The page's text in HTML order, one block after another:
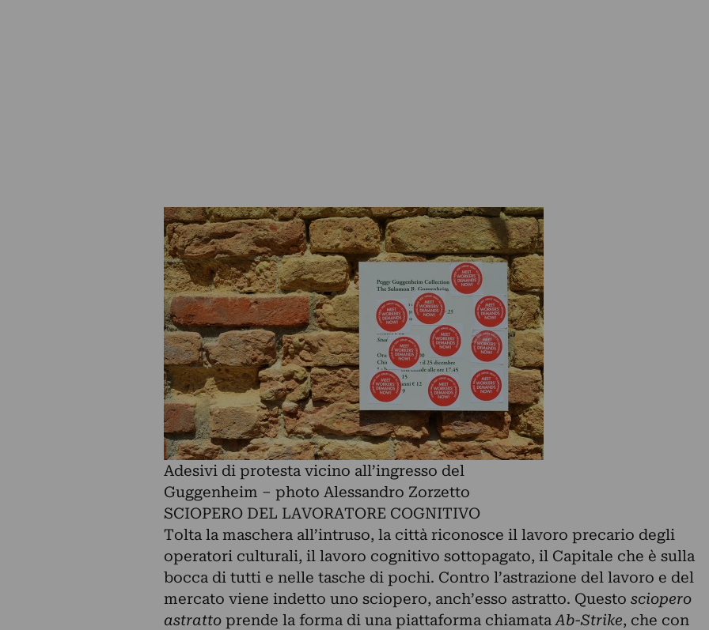
Adesivi di protesta vicino all’ingresso del
Guggenheim – photo Alessandro Zorzetto
SCIOPERO DEL LAVORATORE COGNITIVO
Tolta la maschera all’intruso, la città riconosce il lavoro precario degli
operatori culturali, il lavoro cognitivo sottopagato, il Capitale che è sulla
bocca di tutti e nelle tasche di pochi. Contro l’astrazione del lavoro e del
mercato viene indetto uno sciopero, anch’esso astratto. Questo sciopero
astrattoprende la forma di una piattaforma chiamataAb-Strike, che con